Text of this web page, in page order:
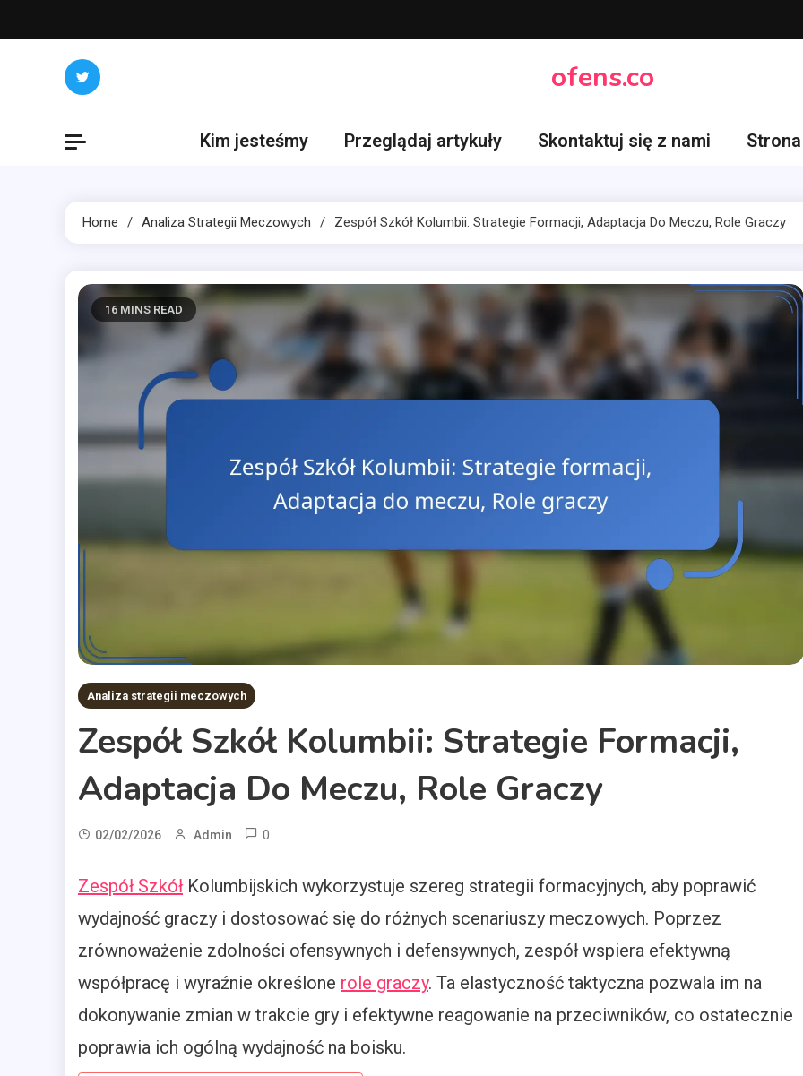
to
ofens.co
Kim jesteśmy Przeglądaj artykuły Skontaktuj się z nami
Home Analiza Strategii Meczowych Zespół Szkół Kolumbii: Strategie Formacji, Adaptacja Do Meczu, Role Graczy
16 MINS READ
Analiza strategii meczowych
Zespół Szkół Kolumbii: Strategie Formacji,
Adaptacja Do Meczu, Role Graczy
02/02/2026 Admin 0
Zespół Szkół Kolumbijskich wykorzystuje szereg strategii formacyjnych, aby poprawić
wydajność graczy i dostosować się do różnych scenariuszy meczowych. Poprzez
zrównoważenie zdolności ofensywnych i defensywnych, zespół wspiera efektywną
współpracę i wyraźnie określone role graczy. Ta elastyczność taktyczna pozwala im na
dokonywanie zmian w trakcie gry i efektywne reagowanie na przeciwników, co ostatecznie
poprawia ich ogólną wydajność na boisku.